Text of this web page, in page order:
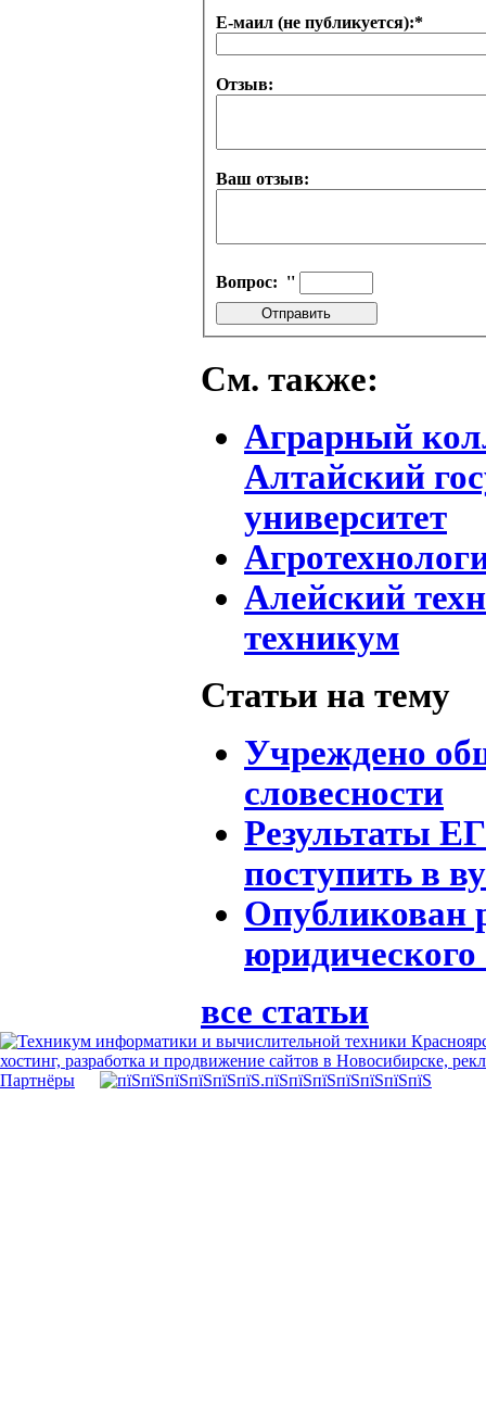
Е-маил (не публикуется):*
Отзыв:
Ваш отзыв:
Вопрос: ''
См. также:
Аграрный
Алтайский
университет
Алейский
техникум
Статьи на тему
Учреждено
словесности
Результаты
поступить в
Опубликован
юридического
все статьи
хостинг, разработка и продвижение сайтов в Новосибирске,
Партнёры